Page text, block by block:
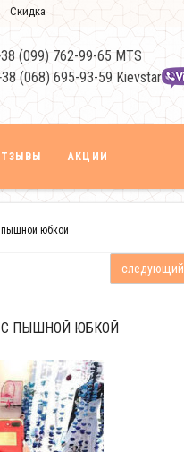
Скидка
(099) 762-99-65 MTS
(068) 695-93-59 Kievstar
АКЦИИ
пышной юбкой
следующий
С ПЫШНОЙ ЮБКОЙ